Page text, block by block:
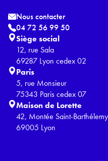
Nous contacter
04 72 56 99 50
Siège social
12, rue Sala
69287 Lyon cedex 02
Paris
5, rue Monsieur
75343 Paris cedex 07
Maison de Lorette
42, Montée Saint-Barthélemy
69005 Lyon